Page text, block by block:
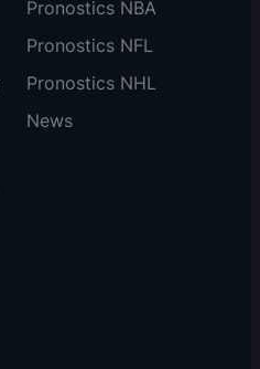
Pronostics NBA
Pronostics NFL
Pronostics NHL
News